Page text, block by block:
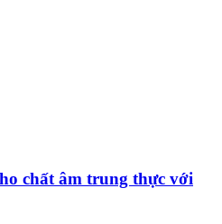
chất âm trung thực với